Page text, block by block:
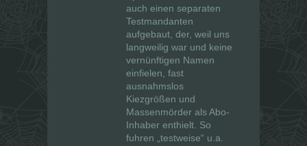
auch einen separaten
Testmandanten
aufgebaut, der, weil uns
langweilig war und keine
vernünftigen Namen
einfielen, fast
ausnahmslos
Kiezgrößen und
Massenmörder als Abo-
Inhaber enthielt. So
fuhren „testweise“ u.a.